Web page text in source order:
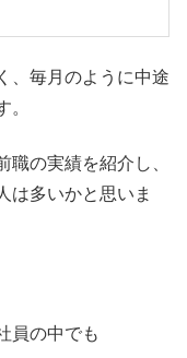
、毎月のように中途
。
の実績を紹介し、
は多いかと思いま
員の中でも